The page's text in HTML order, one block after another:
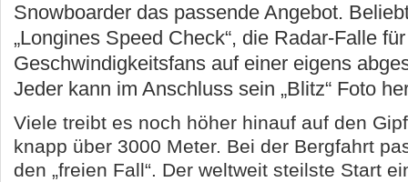
Snowboarder das passende Angebot.
„Longines Speed Check“, die Radar-Falle für
Geschwindigkeitsfans auf einer eigens
Jeder kann im Anschluss sein „Blitz“ Foto
Viele treibt es noch höher hinauf auf den
knapp über 3000 Meter. Bei der Bergfahrt
den „freien Fall“. Der weltweit steilste Start